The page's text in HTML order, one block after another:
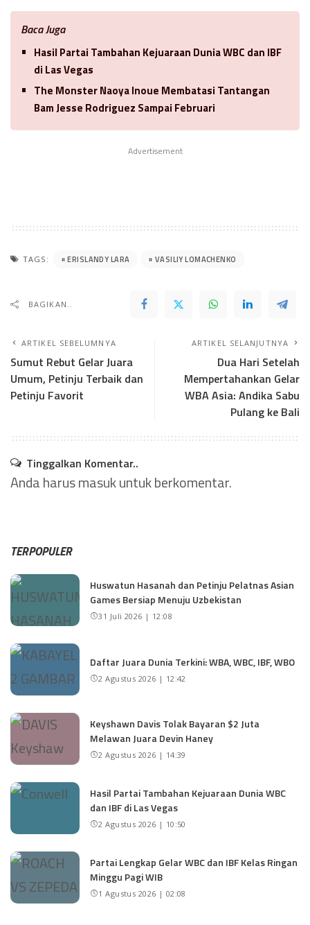
Baca Juga
Hasil Partai Tambahan Kejuaraan Dunia WBC dan IBF
di Las Vegas
The Monster Naoya Inoue Membatasi Tantangan
Bam Jesse Rodriguez Sampai Februari
Advertisement
TAGS: ERISLANDY LARA VASILIY LOMACHENKO
BAGIKAN..
ARTIKEL SEBELUMNYA
Sumut Rebut Gelar Juara
Umum, Petinju Terbaik dan
Petinju Favorit
ARTIKEL SELANJUTNYA
Dua Hari Setelah
Mempertahankan Gelar
WBA Asia: Andika Sabu
Pulang ke Bali
Tinggalkan Komentar..
Anda harusmasukuntuk berkomentar.
TERPOPULER
Huswatun Hasanah dan Petinju Pelatnas Asian
Games Bersiap Menuju Uzbekistan
31 Juli 2026 | 12:08
Daftar Juara Dunia Terkini: WBA, WBC, IBF, WBO
2 Agustus 2026 | 12:42
Keyshawn Davis Tolak Bayaran $2 Juta
Melawan Juara Devin Haney
2 Agustus 2026 | 14:39
Hasil Partai Tambahan Kejuaraan Dunia WBC
dan IBF di Las Vegas
2 Agustus 2026 | 10:50
Partai Lengkap Gelar WBC dan IBF Kelas Ringan
Minggu Pagi WIB
1 Agustus 2026 | 02:08